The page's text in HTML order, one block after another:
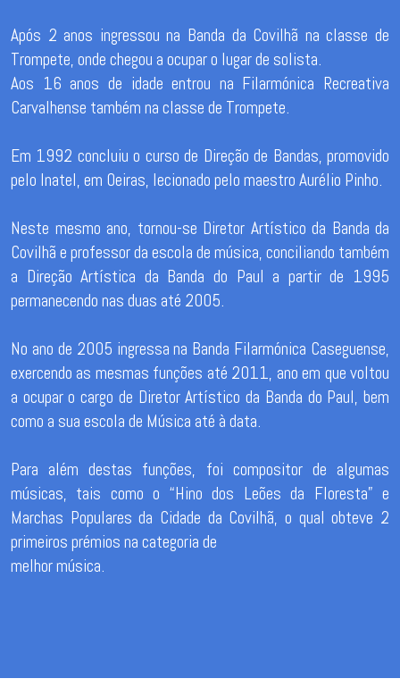
Após 2 anos ingressou na Banda da Covilhã na classe de
Trompete, onde chegou a ocupar o lugar de solista.
Aos 16 anos de idade entrou na Filarmónica Recreativa
Carvalhense também na classe de Trompete.
Em 1992 concluiu o curso de Direção de Bandas, promovido
pelo Inatel, em Oeiras, lecionado pelo maestro Aurélio Pinho.
Neste mesmo ano, tornou-se Diretor Artístico da Banda da
Covilhã e professor da escola de música, conciliando também
a Direção Artística da Banda do Paul a partir de 1995
permanecendo nas duas até 2005.
No ano de 2005 ingressa na Banda Filarmónica Caseguense,
exercendo as mesmas funções até 2011, ano em que voltou
a ocupar o cargo de Diretor Artístico da Banda do Paul, bem
como a sua escola de Música até à data.
Para além destas funções, foi compositor de algumas
músicas, tais como o “Hino dos Leões da Floresta” e
Marchas Populares da Cidade da Covilhã, o qual obteve 2
primeiros prémios na categoria de
melhor música.